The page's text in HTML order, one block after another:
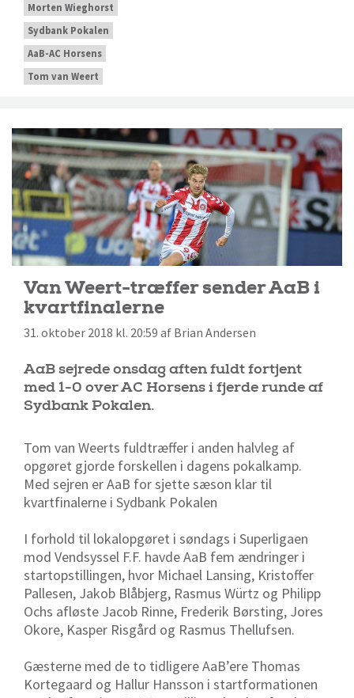
Morten Wieghorst
Sydbank Pokalen
AaB-AC Horsens
Tom van Weert
Van Weert-træffer sender AaB i
kvartfinalerne
31. oktober 2018 kl. 20:59 af Brian Andersen
AaB sejrede onsdag aften fuldt fortjent
med 1-0 over AC Horsens i fjerde runde af
Sydbank Pokalen.
Tom van Weerts fuldtræffer i anden halvleg af
opgøret gjorde forskellen i dagens pokalkamp.
Med sejren er AaB for sjette sæson klar til
kvartfinalerne i Sydbank Pokalen
I forhold til lokalopgøret i søndags i Superligaen
mod Vendsyssel F.F. havde AaB fem ændringer i
startopstillingen, hvor Michael Lansing, Kristoffer
Pallesen, Jakob Blåbjerg, Rasmus Würtz og Philipp
Ochs afløste Jacob Rinne, Frederik Børsting, Jores
Okore, Kasper Risgård og Rasmus Thellufsen.
Gæsterne med de to tidligere AaB’ere Thomas
Kortegaard og Hallur Hansson i startformationen